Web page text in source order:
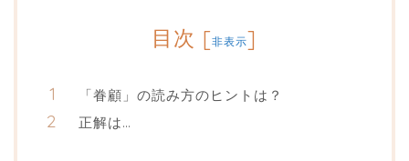
目次 [非表示]
「眷顧」の読み方のヒントは？
正解は…